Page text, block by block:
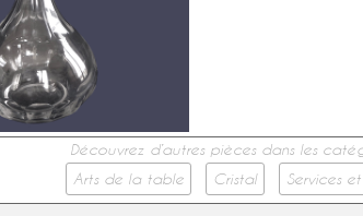
Découvrez d’autres pièces dans les
Arts de la table
Cristal Services